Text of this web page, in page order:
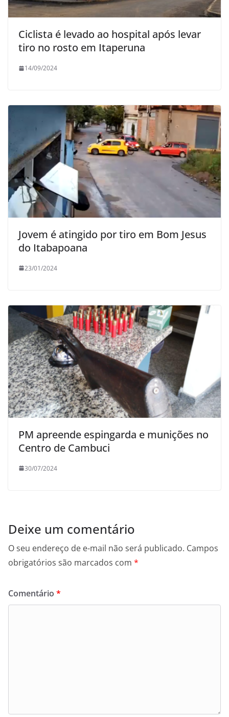
Ciclista é levado ao hospital após levar
tiro no rosto em Itaperuna
14/09/2024
Jovem é atingido por tiro em Bom Jesus
do Itabapoana
23/01/2024
PM apreende espingarda e munições no
Centro de Cambuci
30/07/2024
Deixe um comentário
O seu endereço de e-mail não será publicado. Campos
obrigatórios são marcados com *
Comentário *